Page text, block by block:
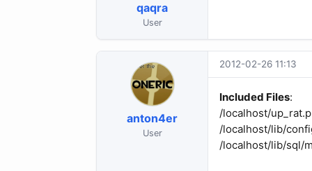
qaqra
User
anton4er
User
2012-02-26 11:13
Included Files:
/localhost/
/localhost/lib/
/localhost/lib/sql/